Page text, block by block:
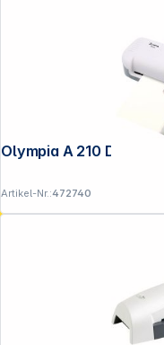
Artikel-Nr.:472740